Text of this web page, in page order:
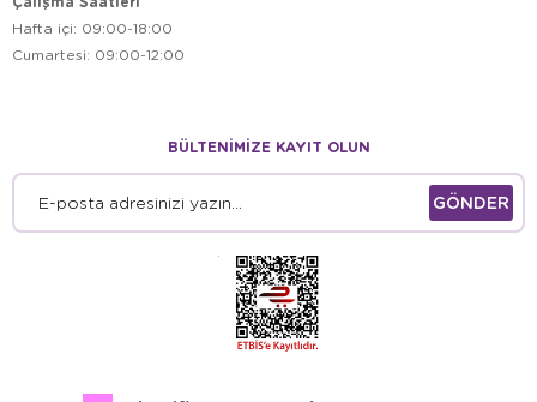
Hafta içi: 09:00-18:00
Cumartesi: 09:00-12:00
BÜLTENİMİZE KAYIT OLUN
GÖNDER